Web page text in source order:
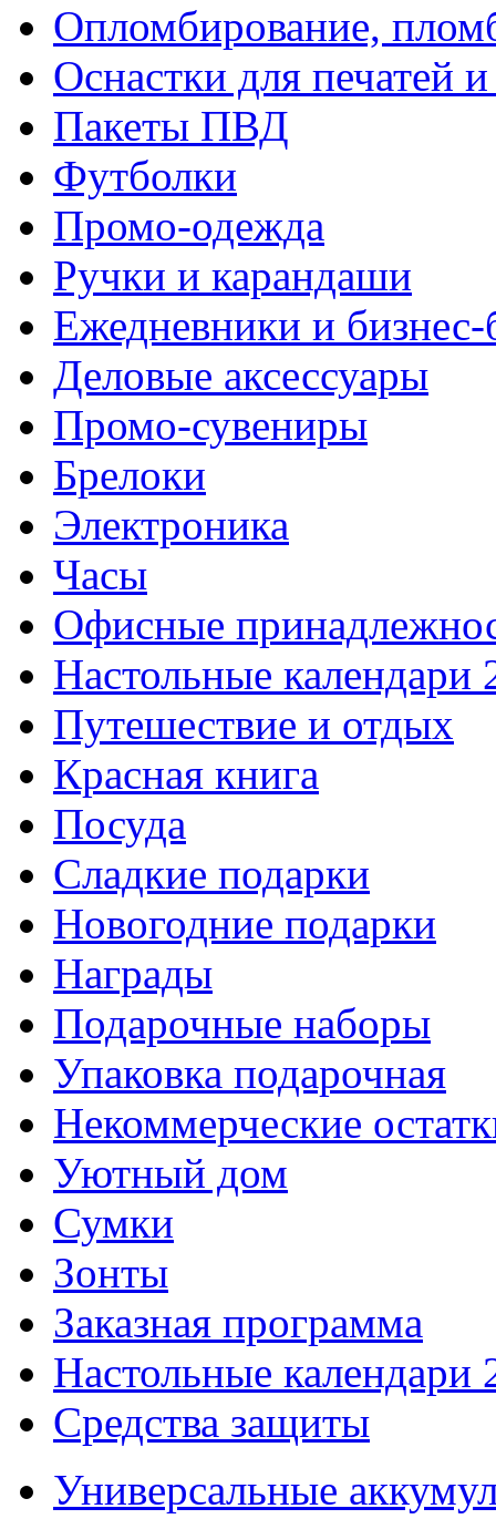
Опломбирование,
Оснастки для печатей
Пакеты ПВД
Футболки
Промо-одежда
Ручки и карандаши
Ежедневники и
Деловые аксессуары
Промо-сувениры
Брелоки
Электроника
Часы
Офисные
Настольные календари
Путешествие и отдых
Красная книга
Посуда
Сладкие подарки
Новогодние подарки
Награды
Подарочные наборы
Упаковка подарочная
Некоммерческие
Уютный дом
Сумки
Зонты
Заказная программа
Настольные календари
Средства защиты
Универсальные